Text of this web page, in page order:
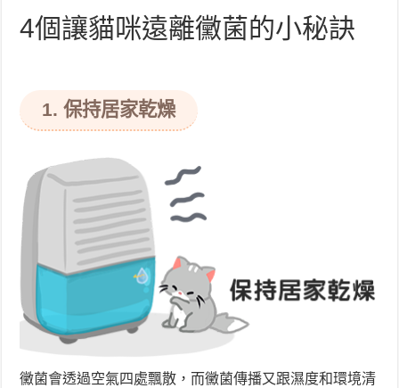
4個讓貓咪遠離黴菌的小秘訣
1. 保持居家乾燥
黴菌會透過空氣四處飄散，而黴菌傳播又跟濕度和環境清